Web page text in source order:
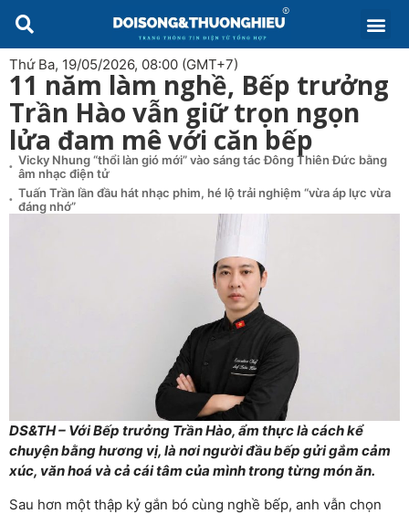
Thứ Ba, 19/05/2026, 08:00 (GMT+7)
11 năm làm nghề, Bếp trưởng
Trần Hào vẫn giữ trọn ngọn
lửa đam mê với căn bếp
Vicky Nhung “thổi làn gió mới” vào sáng tác Đông Thiên Đức bằng
âm nhạc điện tử
Tuấn Trần lần đầu hát nhạc phim, hé lộ trải nghiệm “vừa áp lực vừa
đáng nhớ”
DS&TH – Với Bếp trưởng Trần Hào, ẩm thực là cách kể
chuyện bằng hương vị, là nơi người đầu bếp gửi gắm cảm
xúc, văn hoá và cả cái tâm của mình trong từng món ăn.
Sau hơn một thập kỷ gắn bó cùng nghề bếp, anh vẫn chọn